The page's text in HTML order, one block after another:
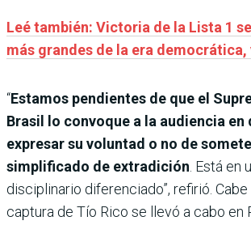
Leé también: Victoria de la Lista 1
más grandes de la era
“Estamos pendientes de que el
Brasil lo convoque a la audiencia en
expresar su voluntad o no de
simplificado de extradición. Está en
disciplinario diferenciado”, refirió.
captura de Tío Rico se llevó a cabo en